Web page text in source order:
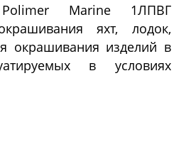
Polimer Marine 1ЛПВГ
яхт, лодок,
окрашивания изделий в
в условиях